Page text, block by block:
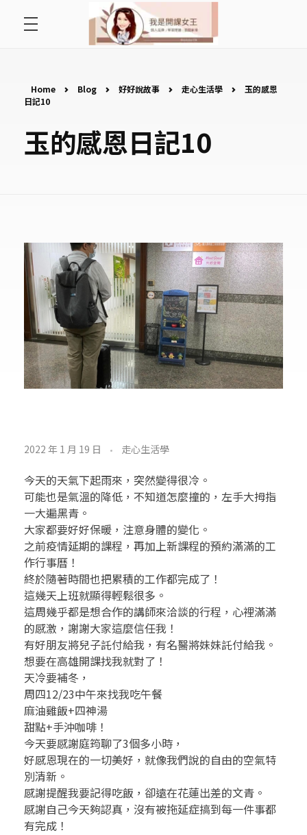
好好說故事
遇見好課程
Home Blog 好好說故事 走心生活學
玉的感恩
日記10
玉的感恩日記10
玉
的
感
恩
日
記
1
0
2022 年 1 月 19 日 走心生活學
今天的天氣下起雨來，突然變得很冷。
可能也是氣溫的降低，不知道怎麼撞的，左手大拇指
一大遍黑青。
大家都要好好保暖，注意身體的變化。
之前疫情延期的課程，再加上新課程的預約滿滿的工
作行事曆！
終於隨著時間也把累積的工作都完成了！
這幾天上班就顯得輕鬆很多。
這周幾乎都是想合作的講師來洽談的行程，心裡滿滿
的感激，謝謝大家這麼信任我！
有好朋友將兒子託付給我，有名醫將妹妹託付給我。
想要在高雄開課找我就對了！
天冷要補冬，
周四12/23中午來找我吃午餐
麻油雞飯+四神湯
甜點+手沖咖啡！
今天要感謝庭筠聊了3個多小時，
好感恩現在的一切美好，就像我們說的自由的空氣特
別清新。
感謝提醒我要記得吃飯，卻遠在花蓮出差的文青。
感謝自己今天夠認真，沒有被拖延症搞到每一件事都
有完成！